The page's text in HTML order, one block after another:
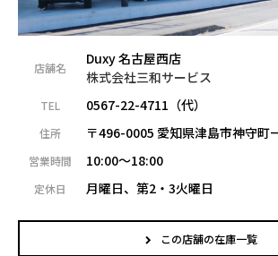
店舗名
Duxy 名古屋西店
株式会社三和サービス
TEL 0567-22-4711（代）
住所 〒496-0005 愛知県津島市神守町
営業時間 10:00～18:00
定休日 月曜日、第2・3火曜日
この店舗の在庫一覧